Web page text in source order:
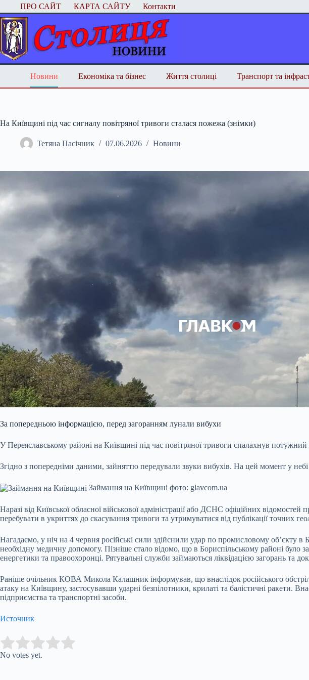
Перейти
до
вмісту
ПРО САЙТ КАРТА САЙТУ Контакти
Новини Економіка та бізнес Життя столиці Транспорт та
На Київщині під час сигналу повітряної тривоги сталася пожежа (знімки)
Тетяна Пасічник 07.06.2026 Новини
За попередньою інформацією, перед загоранням лунали вибухи
У Переяславському районі на Київщині під час повітряної тривоги спалахнув
Згідно з попередніми даними, зайняттю передували звуки вибухів. На цей момент у небі
Займання на Київщині фото: glavcom.ua
Наразі від Київської обласної військової адміністрації або ДСНС офіційних
перебувати в укриттях до скасування тривоги та утримуватися від публікації точних
Нагадаємо, у ніч на 4 червня російські сили здійснили удар по промисловому об’єкту
необхідну медичну допомогу. Пізніше стало відомо, що в Бориспільському районі
енергетики та правоохоронці. Рятувальні служби займаються ліквідацією загорань та
Раніше очільник КОВА Микола Калашник інформував, що внаслідок російського
атаку на Київщину, застосувавши ударні безпілотники, крилаті та балістичні ракети.
підприємства та транспортні засоби.
Источник
Rate this item:
No votes yet.